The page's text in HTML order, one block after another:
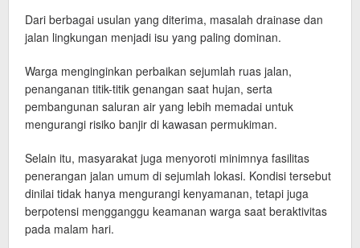
Dari berbagai usulan yang diterima, masalah drainase dan
jalan lingkungan menjadi isu yang paling dominan.
Warga menginginkan perbaikan sejumlah ruas jalan,
penanganan titik-titik genangan saat hujan, serta
pembangunan saluran air yang lebih memadai untuk
mengurangi risiko banjir di kawasan permukiman.
Selain itu, masyarakat juga menyoroti minimnya fasilitas
penerangan jalan umum di sejumlah lokasi. Kondisi tersebut
dinilai tidak hanya mengurangi kenyamanan, tetapi juga
berpotensi mengganggu keamanan warga saat beraktivitas
pada malam hari.